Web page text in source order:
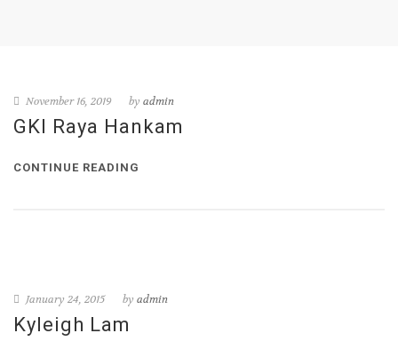
November 16, 2019 by admin
GKI Raya Hankam
CONTINUE READING
January 24, 2015 by admin
Kyleigh Lam